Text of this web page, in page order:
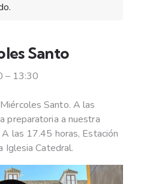
Santo
– 13:30
Santo. A las
preparatoria a nuestra
las 17.45 horas, Estación
Iglesia Catedral.